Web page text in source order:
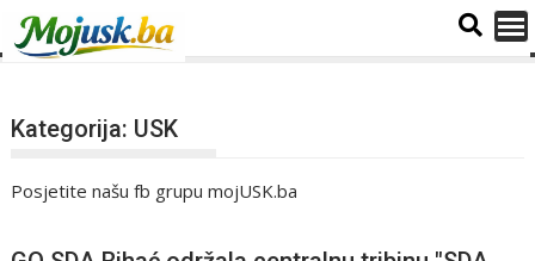
Kategorija: USK
Posjetite našu fb grupu mojUSK.ba